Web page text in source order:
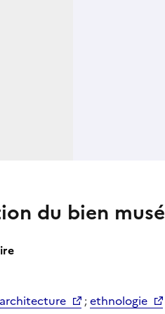
du bien
architecture ;ethnologie